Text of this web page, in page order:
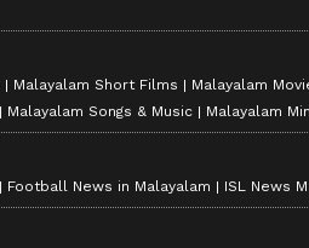
Malayalam Short Films Malayalam
Malayalam Songs & Music Malayalam
Football News in Malayalam ISL News